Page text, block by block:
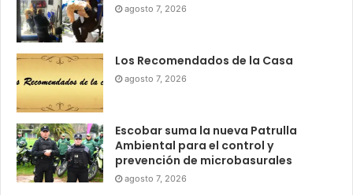
agosto 7, 2026
Los Recomendados de la Casa
agosto 7, 2026
Escobar suma la nueva Patrulla
Ambiental para el control y
prevención de microbasurales
agosto 7, 2026